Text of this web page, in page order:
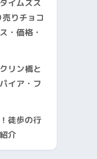
イムズス
りチョコ
・価格・
リン橋と
イア・フ
徒歩の行
介